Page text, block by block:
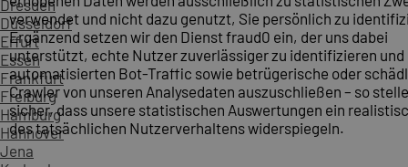
Dresden
Düsseldorf
Erfurt
Essen
Frankfurt
Freiburg
Hamburg
Hannover
Jena
verwendet und nicht dazu genutzt, Sie persönlich zu
Ergänzend setzen wir den Dienst fraud0 ein, der uns dabei
unterstützt, echte Nutzer zuverlässiger zu identifizieren und
automatisierten Bot-Traffic sowie betrügerische oder
Crawler von unseren Analysedaten auszuschließen – so
sicher, dass unsere statistischen Auswertungen ein
des tatsächlichen Nutzerverhaltens widerspiegeln.